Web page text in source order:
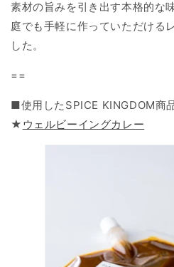
素材の旨みを引き出す本格的な
庭でも手軽に作っていただける
した。
==
■使用したSPICE KINGDOM商
★ ウェルビーイングカレー